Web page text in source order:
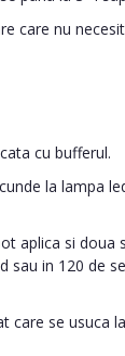
care nu
cu bufferul.
la lampa
aplica si doua
sau in 120 de
care se usuca